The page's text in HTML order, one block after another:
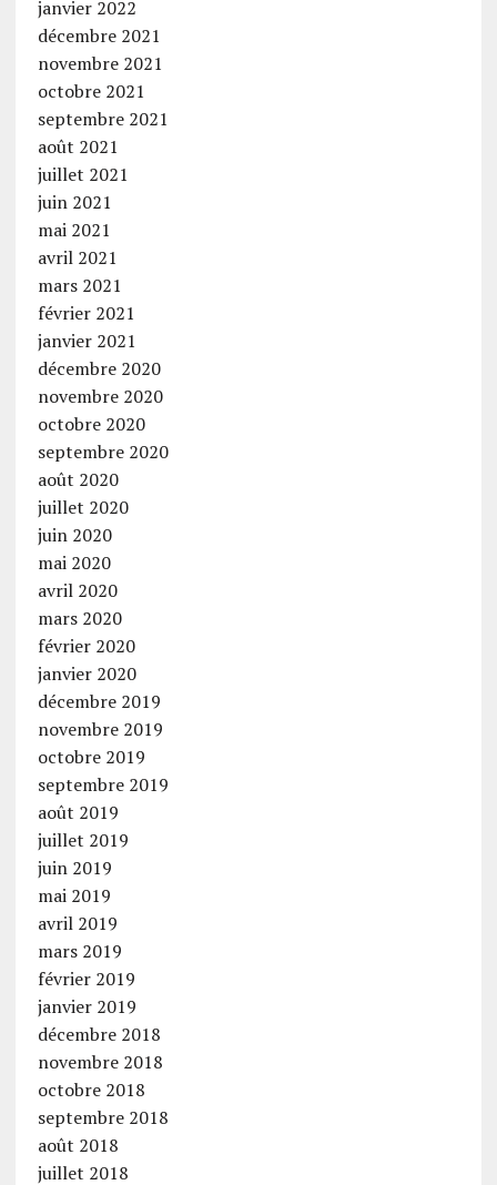
janvier 2022
décembre 2021
novembre 2021
octobre 2021
septembre 2021
août 2021
juillet 2021
juin 2021
mai 2021
avril 2021
mars 2021
février 2021
janvier 2021
décembre 2020
novembre 2020
octobre 2020
septembre 2020
août 2020
juillet 2020
juin 2020
mai 2020
avril 2020
mars 2020
février 2020
janvier 2020
décembre 2019
novembre 2019
octobre 2019
septembre 2019
août 2019
juillet 2019
juin 2019
mai 2019
avril 2019
mars 2019
février 2019
janvier 2019
décembre 2018
novembre 2018
octobre 2018
septembre 2018
août 2018
juillet 2018